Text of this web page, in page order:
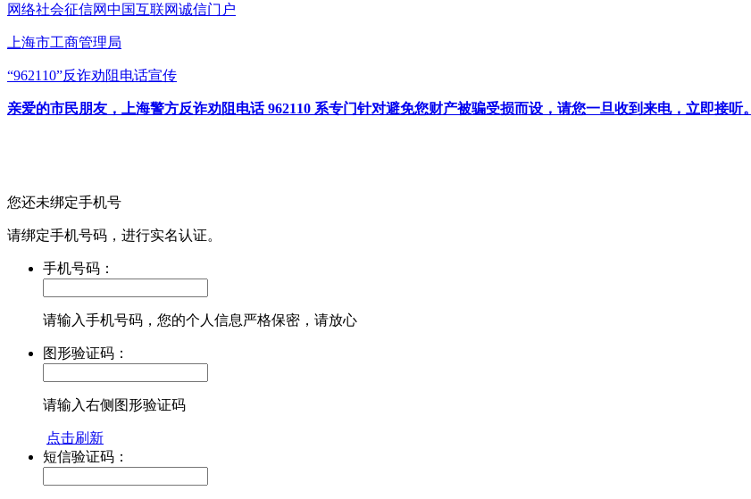
网络社会征信网中国互联网诚信门户
上海市工商管理局
“962110”反诈劝阻电话宣传
亲爱的市民朋友，上海警方反诈劝阻电话 962110 系专门针对避免您财产被骗受损而设，请您一旦收到来电，立即接听。
您还未绑定手机号
请绑定手机号码，进行实名认证。
手机号码：
请输入手机号码，您的个人信息严格保密，请放心
图形验证码：
请输入右侧图形验证码
点击刷新
短信验证码：